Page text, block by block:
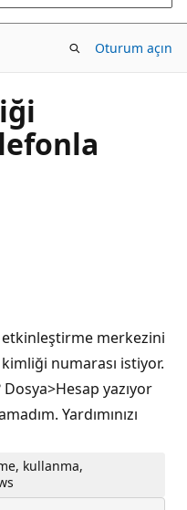
Oturum açın
merkezini
numarası istiyor.
yazıyor
Yardımınızı
kullanma,